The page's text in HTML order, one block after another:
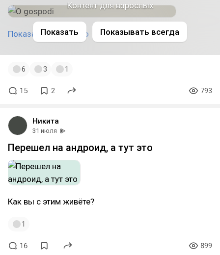
Показать полностью
Контент для взрослых
Показать Показывать всегда
6 3 1
15 2 793
Никита
31 июля
Перешел на андроид, а тут это
Как вы с этим живёте?
1
16 899